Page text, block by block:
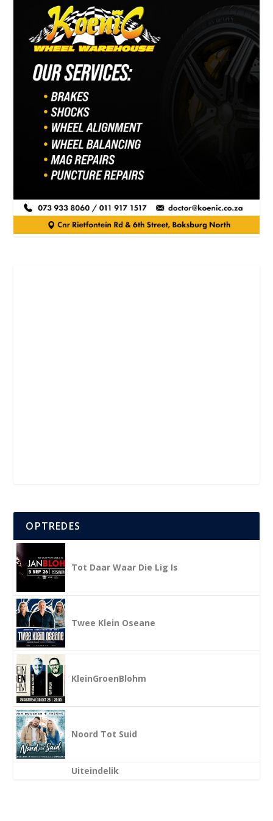
OPTREDES
Tot Daar Waar Die Lig Is
Twee Klein Oseane
KleinGroenBlohm
Noord Tot Suid
Uiteindelik